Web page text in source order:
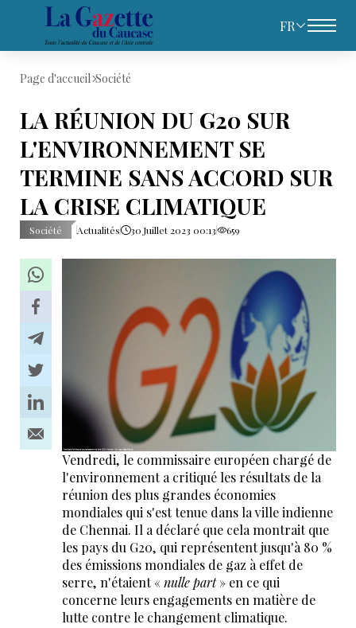
FR
Page d'accueil Société
LA RÉUNION DU G20 SUR
L'ENVIRONNEMENT SE
TERMINE SANS ACCORD SUR
LA CRISE CLIMATIQUE
Société Actualités 30 Juillet 2023 00:13 659
Vendredi, le commissaire européen chargé de
l'environnement a critiqué les résultats de la
réunion des plus grandes économies
mondiales qui s'est tenue dans la ville indienne
de Chennai. Il a déclaré que cela montrait que
les pays du G20, qui représentent jusqu'à 80 %
des émissions mondiales de gaz à effet de
serre, n'étaient «nulle part» en ce qui
concerne leurs engagements en matière de
lutte contre le changement climatique.